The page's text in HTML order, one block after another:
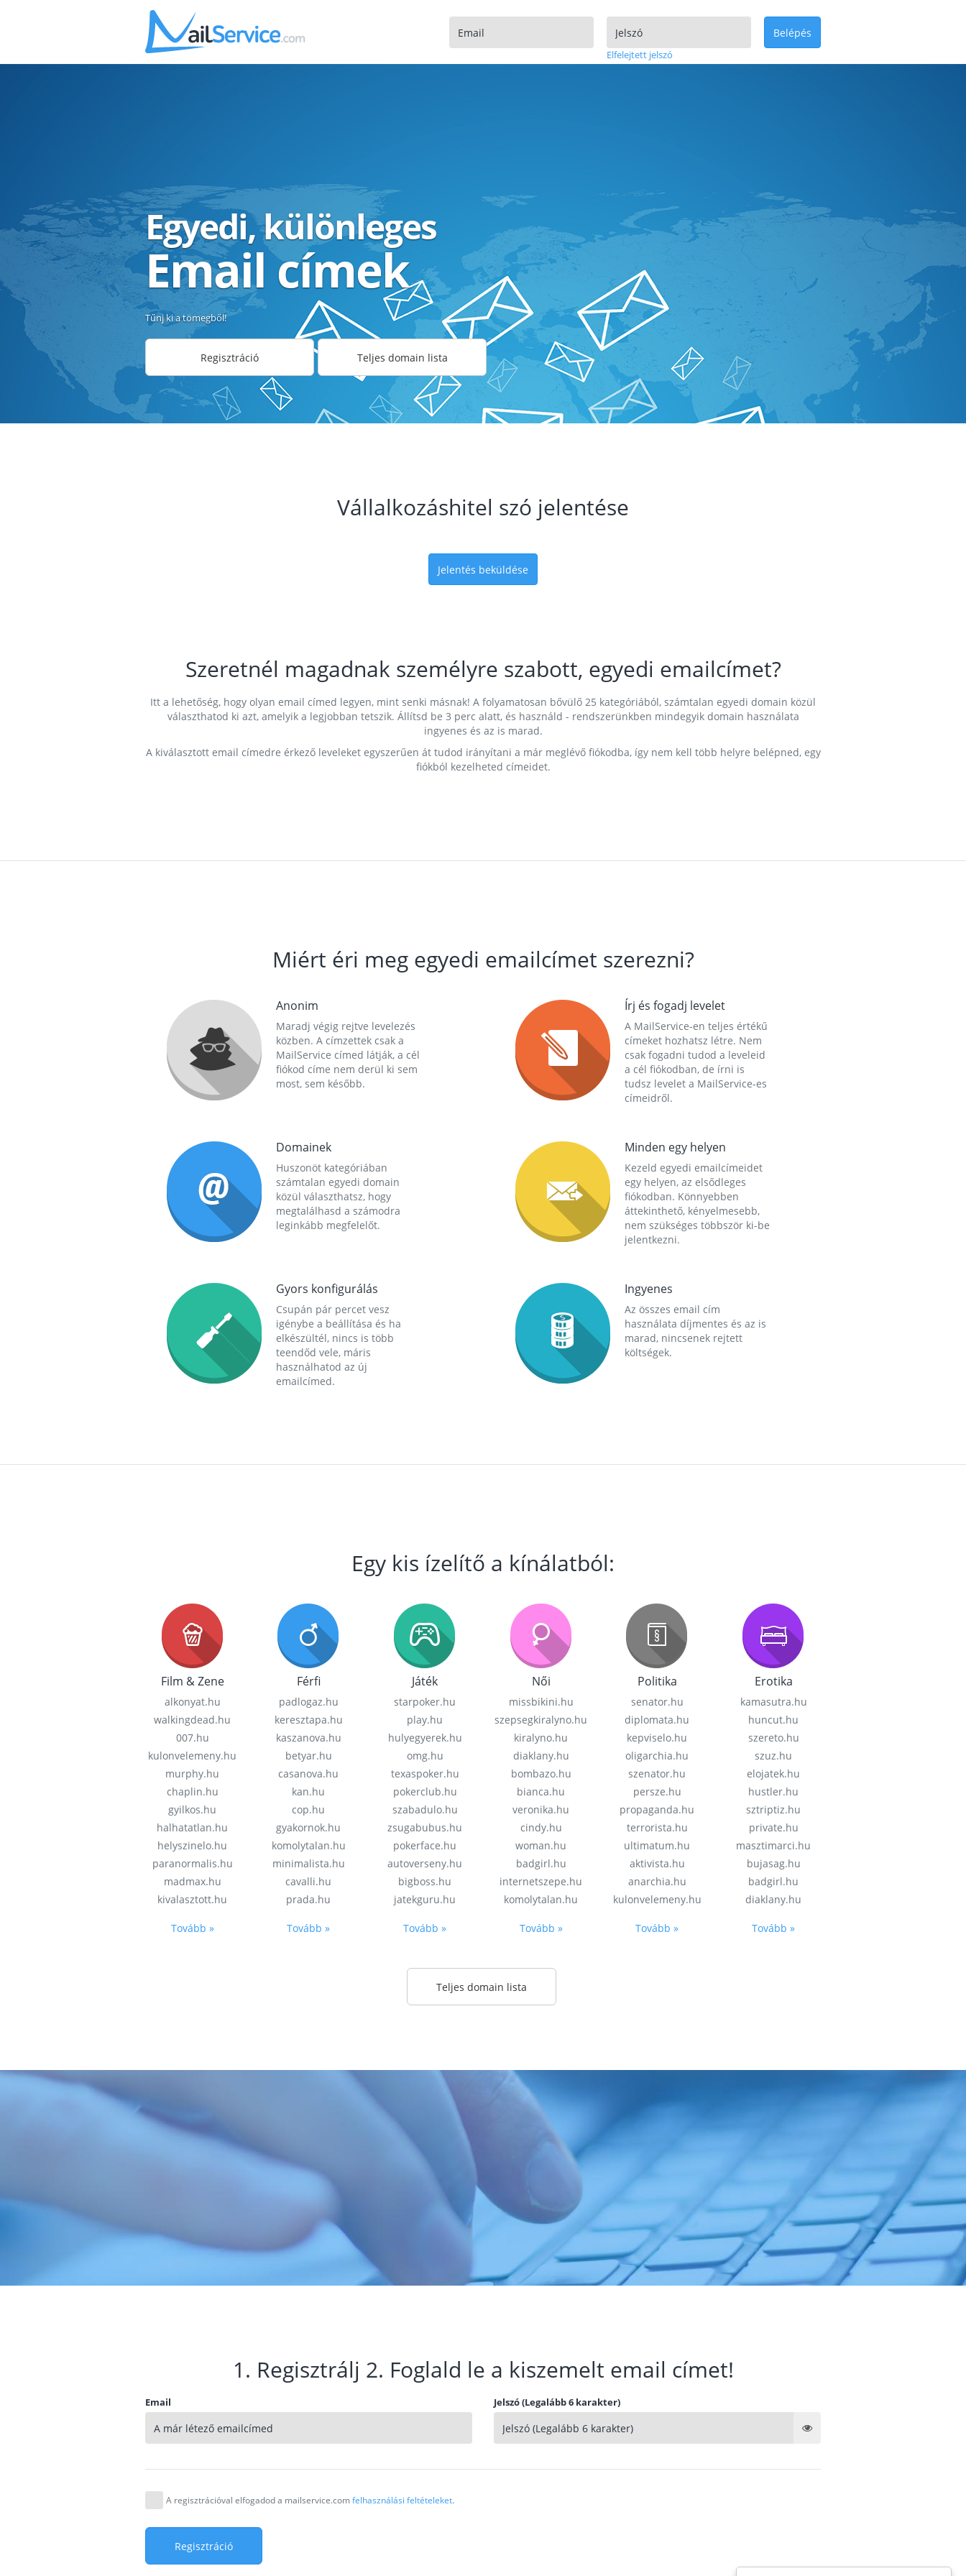
Elfelejtett jelszó
Belépés
Egyedi, különleges
Email címek
Tűnj ki a tömegből!
Regisztráció Teljes domain lista
Vállalkozáshitel szó jelentése
Jelentés beküldése
Szeretnél magadnak személyre szabott, egyedi emailcímet?
Itt a lehetőség, hogy olyan email címed legyen, mint senki másnak! A folyamatosan bővülő 25 kategóriából, számtalan egyedi domain közül
választhatod ki azt, amelyik a legjobban tetszik. Állítsd be 3 perc alatt, és használd - rendszerünkben mindegyik domain használata
ingyenes és az is marad.
A kiválasztott email címedre érkező leveleket egyszerűen át tudod irányítani a már meglévő fiókodba, így nem kell több helyre belépned, egy
fiókból kezelheted címeidet.
Miért éri meg egyedi emailcímet szerezni?
Anonim
Maradj végig rejtve levelezés
közben. A címzettek csak a
MailService címed látják, a cél
fiókod címe nem derül ki sem
most, sem később.
Írj és fogadj levelet
A MailService-en teljes értékű
címeket hozhatsz létre. Nem
csak fogadni tudod a leveleid
a cél fiókodban, de írni is
tudsz levelet a MailService-es
címeidről.
Domainek
Huszonöt kategóriában
számtalan egyedi domain
közül választhatsz, hogy
megtalálhasd a számodra
leginkább megfelelőt.
Minden egy helyen
Kezeld egyedi emailcímeidet
egy helyen, az elsődleges
fiókodban. Könnyebben
áttekinthető, kényelmesebb,
nem szükséges többször ki-be
jelentkezni.
Gyors konfigurálás
Csupán pár percet vesz
igénybe a beállítása és ha
elkészültél, nincs is több
teendőd vele, máris
használhatod az új
emailcímed.
Ingyenes
Az összes email cím
használata díjmentes és az is
marad, nincsenek rejtett
költségek.
Egy kis ízelítő a kínálatból:
Film & Zene
alkonyat.hu
walkingdead.hu
007.hu
kulonvelemeny.hu
murphy.hu
chaplin.hu
gyilkos.hu
halhatatlan.hu
helyszinelo.hu
paranormalis.hu
madmax.hu
kivalasztott.hu
Tovább »
Férfi
padlogaz.hu
keresztapa.hu
kaszanova.hu
betyar.hu
casanova.hu
kan.hu
cop.hu
gyakornok.hu
komolytalan.hu
minimalista.hu
cavalli.hu
prada.hu
Tovább »
Játék
starpoker.hu
play.hu
hulyegyerek.hu
omg.hu
texaspoker.hu
pokerclub.hu
szabadulo.hu
zsugabubus.hu
pokerface.hu
autoverseny.hu
bigboss.hu
jatekguru.hu
Tovább »
Női
missbikini.hu
szepsegkiralyno.hu
kiralyno.hu
diaklany.hu
bombazo.hu
bianca.hu
veronika.hu
cindy.hu
woman.hu
badgirl.hu
internetszepe.hu
komolytalan.hu
Tovább »
Politika
senator.hu
diplomata.hu
kepviselo.hu
oligarchia.hu
szenator.hu
persze.hu
propaganda.hu
terrorista.hu
ultimatum.hu
aktivista.hu
anarchia.hu
kulonvelemeny.hu
Tovább »
Erotika
kamasutra.hu
huncut.hu
szereto.hu
szuz.hu
elojatek.hu
hustler.hu
sztriptiz.hu
private.hu
masztimarci.hu
bujasag.hu
badgirl.hu
diaklany.hu
Tovább »
Teljes domain lista
1. Regisztrálj 2. Foglald le a kiszemelt email címet!
Email Jelszó (Legalább 6 karakter)
A regisztrációval elfogadod a mailservice.comfelhasználási feltételeket.
Regisztráció